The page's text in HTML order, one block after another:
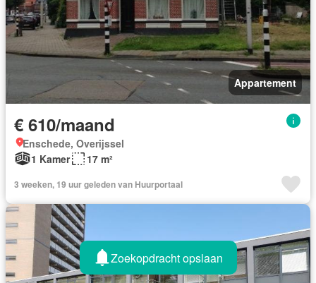
Appartement
€ 610/maand
Enschede, Overijssel
1 Kamer
17 m²
3 weeken, 19 uur geleden van Huurportaal
Zoekopdracht opslaan